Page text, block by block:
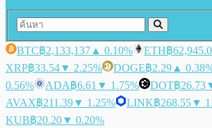
BTC฿2,133,137 ▲ 0.10% ETH฿
XRP฿33.54▼ 2.25% DOGE฿2.29 ▲
0.56%
ADA฿6.61 ▼ 1.75% DOT฿26.73
AVAX฿211.39▼ 1.25% LINK฿268.55▼
KUB฿20.20▼ 0.20%